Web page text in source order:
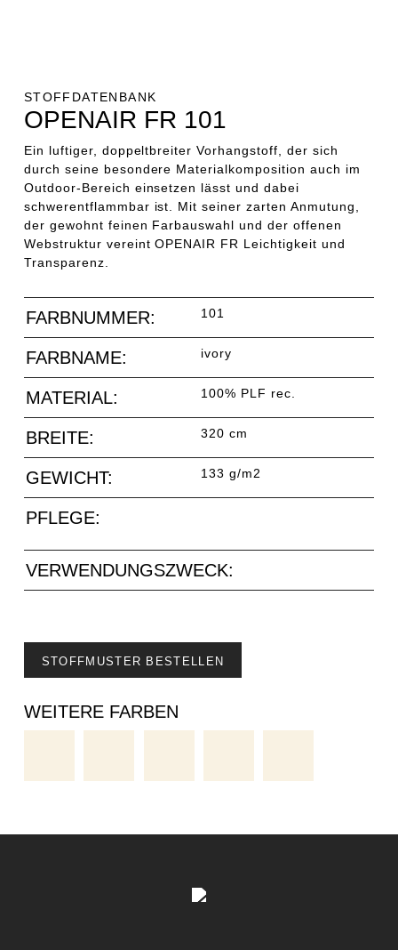
STOFFDATENBANK
OPENAIR FR 101
Ein luftiger, doppeltbreiter Vorhangstoff, der sich
durch seine besondere Materialkomposition auch im
Outdoor-Bereich einsetzen lässt und dabei
schwerentflammbar ist. Mit seiner zarten Anmutung,
der gewohnt feinen Farbauswahl und der offenen
Webstruktur vereint OPENAIR FR Leichtigkeit und
Transparenz.
FARBNUMMER: 101
FARBNAME: ivory
MATERIAL: 100% PLF rec.
BREITE: 320 cm
GEWICHT: 133 g/m2
PFLEGE:
VERWENDUNGSZWECK:
STOFFMUSTER BESTELLEN
WEITERE FARBEN